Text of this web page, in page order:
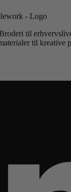
til
til kreative